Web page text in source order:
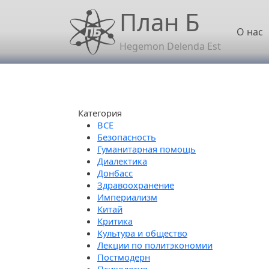
Перейти к основному содержаниюПлан Б
Hegemon Delenda Est
О нас
Категория
Безопасность
Гуманитарная помощь
Диалектика
Донбасс
Здравоохранение
Империализм
Китай
Критика
Культура и общество
Лекции по политэкономии
Постмодерн